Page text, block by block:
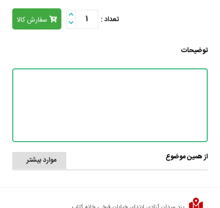
تعداد : 1 سفارش کالا
توضیحات
از همین موضوع موارد بیشتر